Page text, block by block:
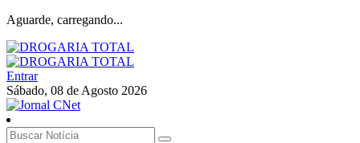
Aguarde, carregando...
Entrar
Sábado, 08 de Agosto 2026